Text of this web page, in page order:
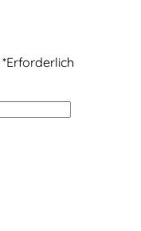
*Erforderlich